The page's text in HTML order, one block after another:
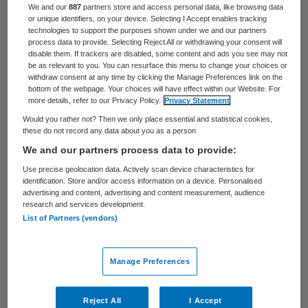
De handel in vervalste medicijnen is zo
winstgevend, dat drugshandelaren
overstappen op dit soort geneesmiddelen.
Blijkbaar hebben ze zich geconverteerd tot
handelaren in nepmedicijnen, aldus
rechercheur Chris van Steenkiste van
opsporingsorganisatie Europol zondag in
Reporter Radio.
Volgens Van Steenkiste
eerder voor drugshandel werden
veroordeeld. Ze stappen volgens hem over
omdat de straffen voor handel in
We and our887 partners store and access personal data, like browsing data
or unique identifiers, on your device. Selecting I Accept enables tracking
technologies to support the purposes shown under we and our partners
process data to provide. Selecting Reject All or withdrawing your consent will
disable them. If trackers are disabled, some content and ads you see may not
be as relevant to you. You can resurface this menu to change your choices or
withdraw consent at any time by clicking the Manage Preferences link on the
bottom of the webpage. Your choices will have effect within our Website. For
more details, refer to our Privacy Policy.
Privacy Statement
Would you rather not? Then we only place essential and statistical cookies,
these do not record any data about you as a person
We and our partners process data to provide:
Use precise geolocation data. Actively scan device characteristics for
identification. Store and/or access information on a device. Personalised
advertising and content, advertising and content measurement, audience
research and services development.
List of Partners (vendors)
Manage Preferences
Reject All I Accept